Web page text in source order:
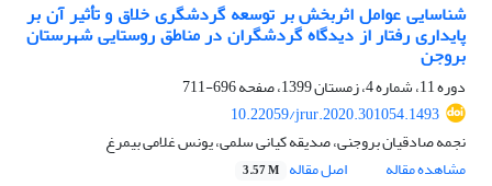
شناسایی عوامل اثربخش بر توسعه گردشگری خلاق و تأثیر آن بر
پایداری رفتار از دیدگاه گردشگران در مناطق روستایی شهرستان
بروجن
دوره 11، شماره 4، زمستان 1399، صفحه
696-711
10.22059/jrur.2020.301054.1493
نجمه صادقیان بروجنی، صدیقه کیانی سلمی، یونس غلامی بیمرغ
مشاهده مقاله
اصل مقاله 3.57 M